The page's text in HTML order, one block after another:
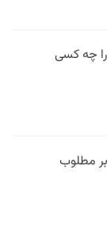
فیلتر در وقت اضافه؛ فوتبال ۳۶۰ را چه کسی
مطلوب